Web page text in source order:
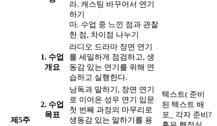
라. 캐스팅 바꾸어서 연기
하기
마. 수업 중 느낀 점과 관찰
한 점, 차이점 나누기
제5주
1. 수업
개요
라디오 드라마 장면 연기
를 세밀하게 점검하고, 생
동감 있는 연기를 위해 연
습하고 실행한다.
텍스트( 준비
된 텍스트 배
포_ 각자 준비?
2. 수업
목표
낭독과 말하기, 장면 연기
로 이어온 성우 연기 입문
첫 번째 과정의 마무리로
생동감 있는 말하기를 용